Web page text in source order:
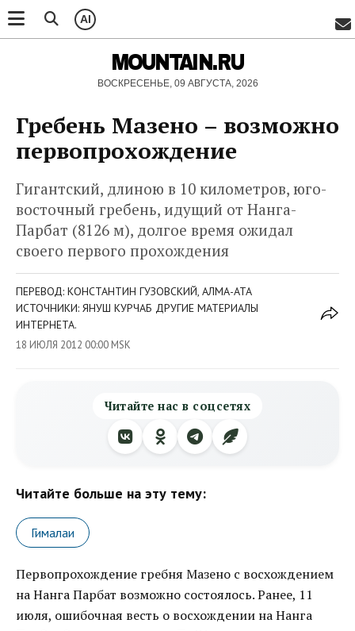
AI
MOUNTAIN.RU
ВОСКРЕСЕНЬЕ, 09 АВГУСТА, 2026
Гребень Мазено – возможно
первопрохождение
Гигантский, длиною в 10 километров, юго-
восточный гребень, идущий от Нанга-
Парбат (8126 м), долгое время ожидал
своего первого прохождения
ПЕРЕВОД: КОНСТАНТИН ГУЗОВСКИЙ, АЛМА-АТА
ИСТОЧНИКИ: ЯНУШ КУРЧАБ ДРУГИЕ МАТЕРИАЛЫ
ИНТЕРНЕТА.
18 ИЮЛЯ 2012 00:00 MSK
Читайте нас в соцсетях
Читайте больше на эту тему:
Гималаи
Первопрохождение гребня Мазено с восхождением
на Нанга Парбат возможно состоялось. Ранее, 11
июля, ошибочная весть о восхождении на Нанга